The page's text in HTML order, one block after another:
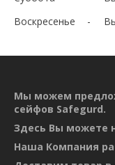
Воскресенье
Мы можем
сейфов Safegurd.
Здесь Вы можете
Наша Компания